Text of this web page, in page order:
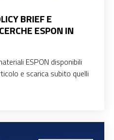
BRIEF E
ESPON IN
ESPON disponibili
e scarica subito quelli